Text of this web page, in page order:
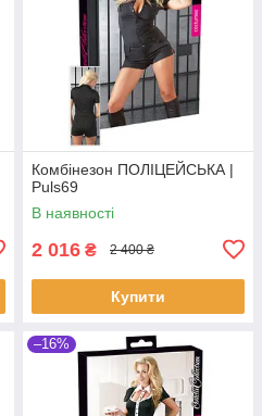
Комбінезон ПОЛІЦЕЙСЬКА |
Puls69
В наявності
2 016 ₴ 2 400 ₴
Купити
–16%